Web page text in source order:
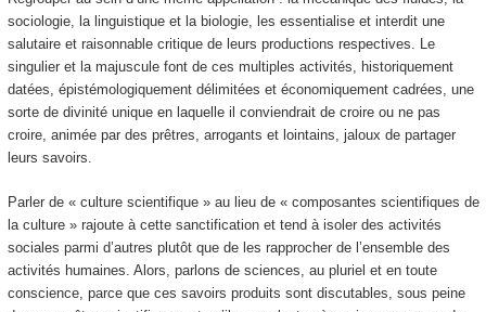
sociologie, la linguistique et la biologie, les essentialise et interdit une
salutaire et raisonnable critique de leurs productions respectives. Le
singulier et la majuscule font de ces multiples activités, historiquement
datées, épistémologiquement délimitées et économiquement cadrées, une
sorte de divinité unique en laquelle il conviendrait de croire ou ne pas
croire, animée par des prêtres, arrogants et lointains, jaloux de partager
leurs savoirs.
Parler de « culture scientifique » au lieu de « composantes scientifiques de
la culture » rajoute à cette sanctification et tend à isoler des activités
sociales parmi d’autres plutôt que de les rapprocher de l’ensemble des
activités humaines. Alors, parlons de sciences, au pluriel et en toute
conscience, parce que ces savoirs produits sont discutables, sous peine